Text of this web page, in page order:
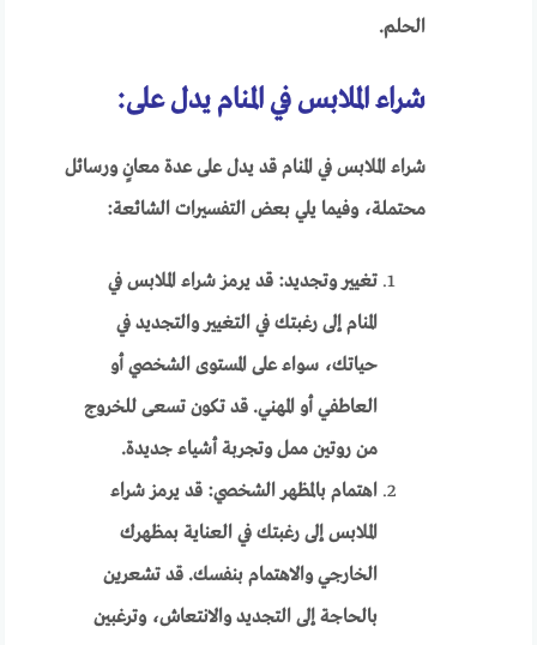
الحلم.
شراء الملابس في المنام يدل على:
شراء الملابس في المنام قد يدل على عدة معانٍ ورسائل
محتملة، وفيما يلي بعض التفسيرات الشائعة:
تغيير وتجديد: قد يرمز شراء الملابس في
المنام إلى رغبتك في التغيير والتجديد في
حياتك، سواء على المستوى الشخصي أو
العاطفي أو المهني. قد تكون تسعى للخروج
من روتين ممل وتجربة أشياء جديدة.
اهتمام بالمظهر الشخصي: قد يرمز شراء
الملابس إلى رغبتك في العناية بمظهرك
الخارجي والاهتمام بنفسك. قد تشعرين
بالحاجة إلى التجديد والانتعاش، وترغبين